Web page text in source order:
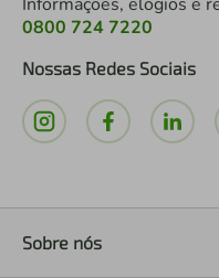
0800 724 7220
Nossas Redes Sociais
Sobre nós